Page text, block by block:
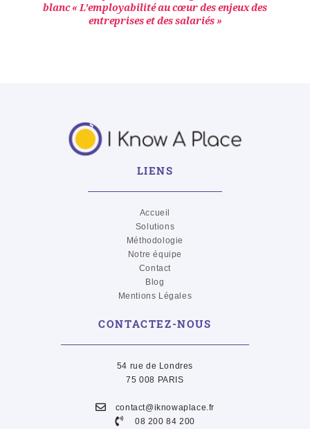
blanc « L’employabilité au cœur des enjeux des
entreprises et des salariés »
LIENS
Accueil
Solutions
Méthodologie
Notre équipe
Contact
Blog
Mentions Légales
CONTACTEZ-NOUS
54 rue de Londres
75 008 PARIS
contact@iknowaplace.fr
08 200 84 200